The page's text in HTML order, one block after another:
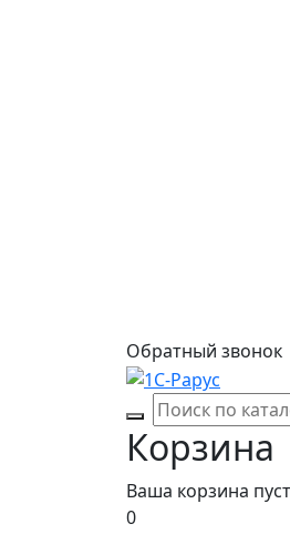
Обратный звонок
Корзина
Ваша корзина
0